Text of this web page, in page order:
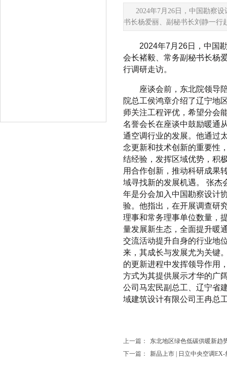
2024年7月26日，中国勘察
书长杨爱丽、副秘书长刘静一行
2024年7月26日，中国
会长褚毅、常务副秘书长杨
行调研走访。
座谈会前，东北院领导
院总工侯鸿章介绍了辽宁地
师关注工程评优，希望分会
名誉会长在座谈中鼓励暖通
通空调行业的发展。他通过
念更新和技术创新的重要性
结经验，发挥区域优势，积
用合作创新，推动科研成果
域寻找新的发展机遇。 张杰
年是分会加入中国勘察设计
验。他指出，在开展调查研
理事和常务理事单位数量，
量发展新生态，全面提升暖
交流活动提升自身的行业地
来，其成长与发展尤为关键
的更新进程中发挥领导作用
方式为其提供展示才华的广
公司马宏民副总工、辽宁省
域建筑设计有限公司王冉总
上一篇：
东北地区绿色低碳供暖新趋
下一篇：
新品上市 | 日立中央空调